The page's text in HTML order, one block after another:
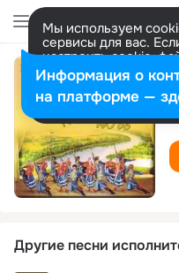
Мы используем
сервисы для вас.
настроить cookie-
представитель.
Разрешить все
Другие песни
Информация о
на платформе —